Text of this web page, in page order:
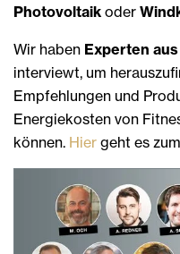
Photovoltaik oder
Wir haben Experten
interviewt, um
Empfehlungen und
Energiekosten von
können. Hier geht es